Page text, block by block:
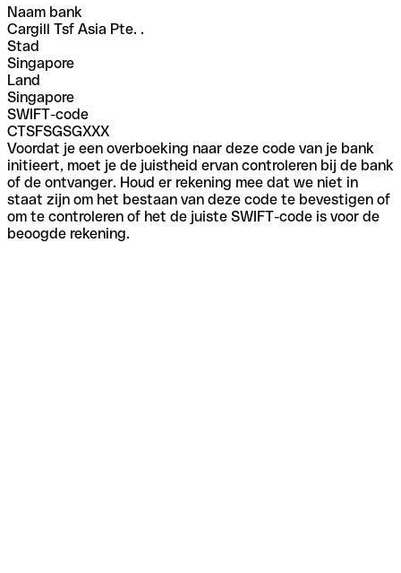
Naam bank
Cargill Tsf Asia Pte. .
Stad
Singapore
Land
Singapore
SWIFT-code
CTSFSGSGXXX
Voordat je een overboeking naar deze code van je bank
initieert, moet je de juistheid ervan controleren bij de bank
of de ontvanger. Houd er rekening mee dat we niet in
staat zijn om het bestaan van deze code te bevestigen of
om te controleren of het de juiste SWIFT-code is voor de
beoogde rekening.